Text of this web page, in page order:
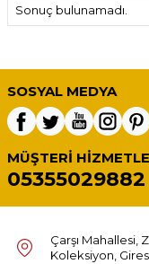
Sonuç bulunamadı.
SOSYAL MEDYA
MÜŞTERI
05355029882
Çarşı Mahallesi,
Koleksiyon,